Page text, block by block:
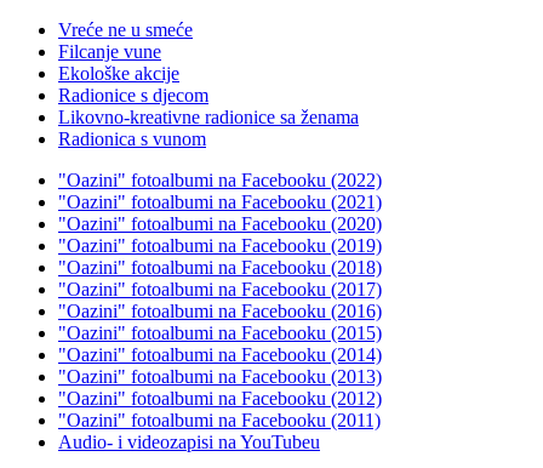
Vreće ne u smeće
Filcanje vune
Ekološke akcije
Radionice s djecom
Likovno-kreativne radionice sa ženama
Radionica s vunom
"Oazini" fotoalbumi na Facebooku (2022)
"Oazini" fotoalbumi na Facebooku (2021)
"Oazini" fotoalbumi na Facebooku (2020)
"Oazini" fotoalbumi na Facebooku (2019)
"Oazini" fotoalbumi na Facebooku (2018)
"Oazini" fotoalbumi na Facebooku (2017)
"Oazini" fotoalbumi na Facebooku (2016)
"Oazini" fotoalbumi na Facebooku (2015)
"Oazini" fotoalbumi na Facebooku (2014)
"Oazini" fotoalbumi na Facebooku (2013)
"Oazini" fotoalbumi na Facebooku (2012)
"Oazini" fotoalbumi na Facebooku (2011)
Audio- i videozapisi na YouTubeu